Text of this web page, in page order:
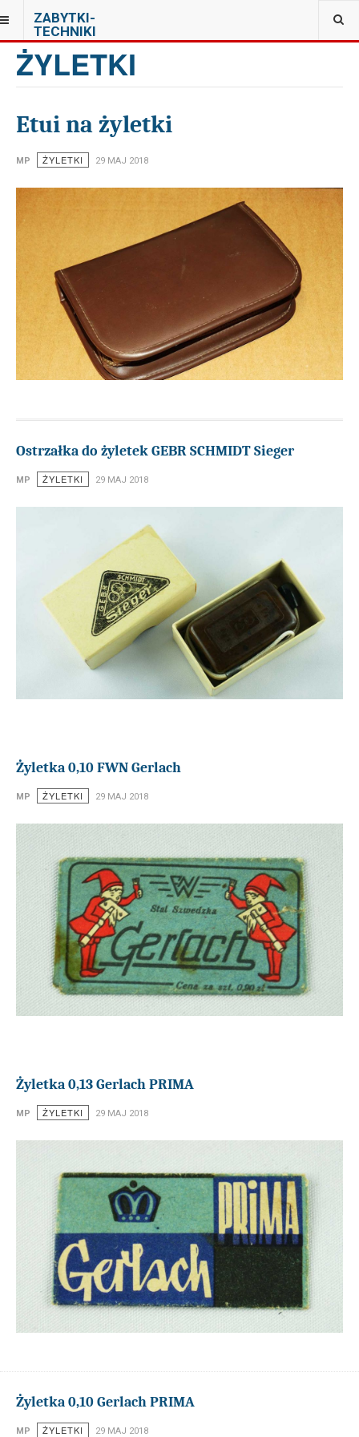
ZABYTKI-
TECHNIKI
JESTEŚ TUTAJ:
ŻYLETKI
Etui na żyletki
MP ŻYLETKI 29 MAJ 2018
Ostrzałka do żyletek GEBR SCHMIDT Sieger
MP ŻYLETKI 29 MAJ 2018
Żyletka 0,10 FWN Gerlach
MP ŻYLETKI 29 MAJ 2018
Żyletka 0,13 Gerlach PRIMA
MP ŻYLETKI 29 MAJ 2018
Żyletka 0,10 Gerlach PRIMA
MP ŻYLETKI 29 MAJ 2018